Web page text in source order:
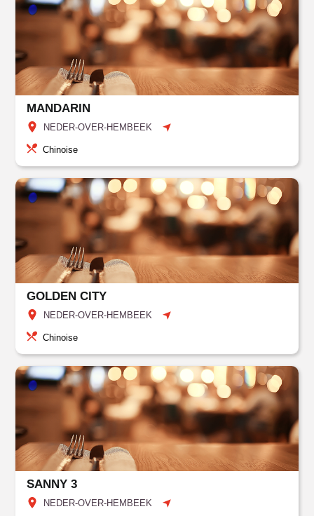
MANDARIN
NEDER-OVER-HEMBEEK
Chinoise
GOLDEN CITY
NEDER-OVER-HEMBEEK
Chinoise
SANNY 3
NEDER-OVER-HEMBEEK